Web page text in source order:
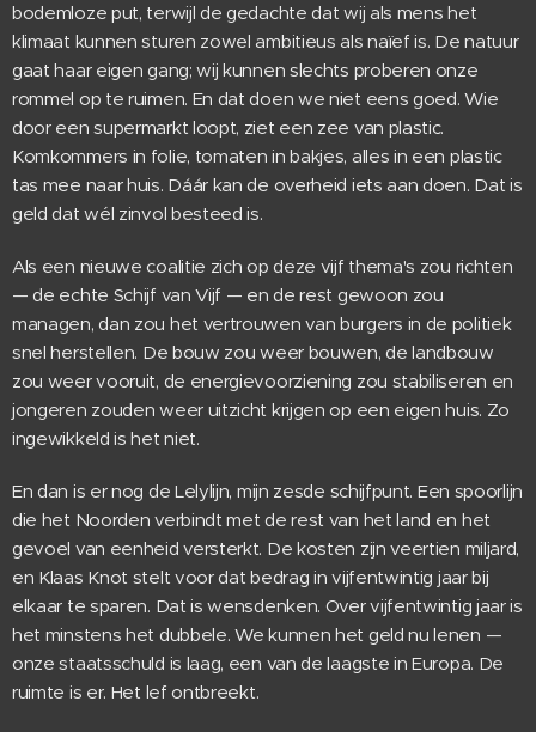
bodemloze put, terwijl de gedachte dat wij als mens het
klimaat kunnen sturen zowel ambitieus als naïef is. De natuur
gaat haar eigen gang; wij kunnen slechts proberen onze
rommel op te ruimen. En dat doen we niet eens goed. Wie
door een supermarkt loopt, ziet een zee van plastic.
Komkommers in folie, tomaten in bakjes, alles in een plastic
tas mee naar huis. Dáár kan de overheid iets aan doen. Dat is
geld dat wél zinvol besteed is.
Als een nieuwe coalitie zich op deze vijf thema's zou richten
— de echte Schijf van Vijf — en de rest gewoon zou
managen, dan zou het vertrouwen van burgers in de politiek
snel herstellen. De bouw zou weer bouwen, de landbouw
zou weer vooruit, de energievoorziening zou stabiliseren en
jongeren zouden weer uitzicht krijgen op een eigen huis. Zo
ingewikkeld is het niet.
En dan is er nog de Lelylijn, mijn zesde schijfpunt. Een spoorlijn
die het Noorden verbindt met de rest van het land en het
gevoel van eenheid versterkt. De kosten zijn veertien miljard,
en Klaas Knot stelt voor dat bedrag in vijfentwintig jaar bij
elkaar te sparen. Dat is wensdenken. Over vijfentwintig jaar is
het minstens het dubbele. We kunnen het geld nu lenen —
onze staatsschuld is laag, een van de laagste in Europa. De
ruimte is er. Het lef ontbreekt.